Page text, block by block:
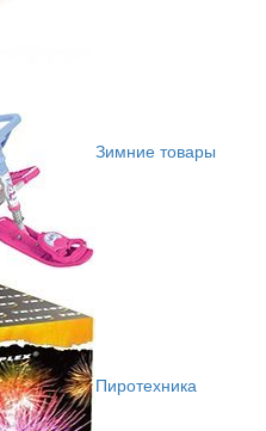
Зимние товары
Пиротехника